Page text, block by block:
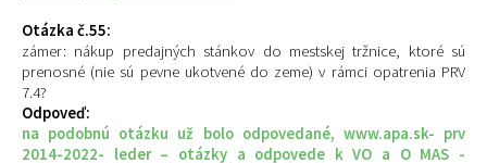
Otázka č.55:
zámer: nákup predajných stánkov do mestskej tržnice, ktoré sú
prenosné (nie sú pevne ukotvené do zeme) v rámci opatrenia PRV
7.4?
Odpoveď:
na podobnú otázku už bolo odpovedané, www.apa.sk- prv
2014-2022- leder – otázky a odpovede k VO a O MAS -